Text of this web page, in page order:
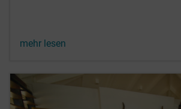
mehr lesen